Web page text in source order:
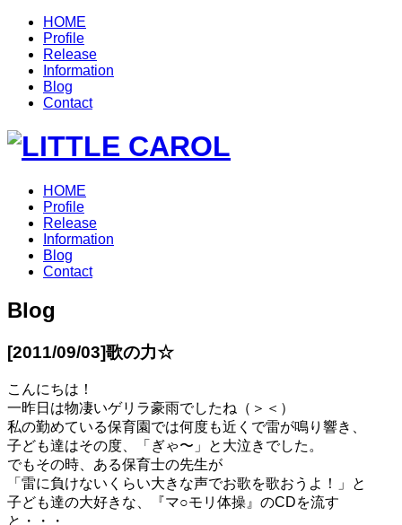
HOME
Profile
Release
Information
Blog
Contact
HOME
Profile
Release
Information
Blog
Contact
Blog
[2011/09/03]歌の力☆
こんにちは！
一昨日は物凄いゲリラ豪雨でしたね（＞＜）
私の勤めている保育園では何度も近くで雷が鳴り響き、
子ども達はその度、「ぎゃ〜」と大泣きでした。
でもその時、ある保育士の先生が
「雷に負けないくらい大きな声でお歌を歌おうよ！」と
子ども達の大好きな、『マ○モリ体操』のCDを流す
と・・・